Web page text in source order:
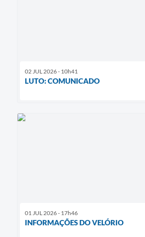
02 JUL 2026 - 10h41
LUTO: COMUNICADO
01 JUL 2026 - 17h46
INFORMAÇÕES DO VELÓRIO